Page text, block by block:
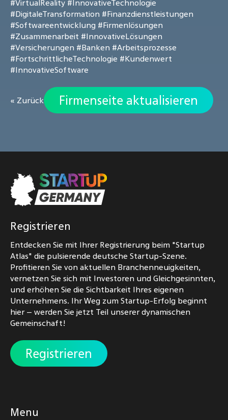
#VirtualReality #InnovativeTechnologie
#DigitaleTransformation #Finanzdienstleistungen
#Softwareentwicklung #Firmenlösungen
#Zusammenarbeit #InnovativeLösungen
#Versicherungen #Banken #Arbeitsprozesse
#FortschrittlicheTechnologie #Kundenwert
#InnovativeSoftware
« Zurück Firmenseite aktualisieren
Registrieren
Entdecken Sie mit Ihrer Registrierung beim "Startup
Atlas" die pulsierende deutsche Startup-Szene.
Profitieren Sie von aktuellen Branchenneuigkeiten,
vernetzen Sie sich mit Investoren und Gleichgesinnten,
und erhöhen Sie die Sichtbarkeit Ihres eigenen
Unternehmens. Ihr Weg zum Startup-Erfolg beginnt
hier – werden Sie jetzt Teil unserer dynamischen
Gemeinschaft!
Registrieren
Menu